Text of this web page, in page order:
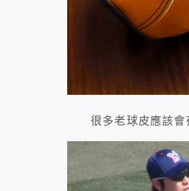
很多老球皮應該會有